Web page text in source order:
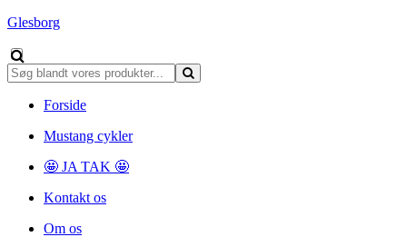
Glesborg
Forside
Mustang cykler
🤩 JA TAK 🤩
Kontakt os
Om os